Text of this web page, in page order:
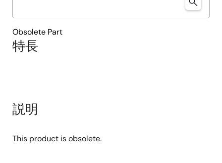
特長
Obsolete Part
説明
This product is obsolete.